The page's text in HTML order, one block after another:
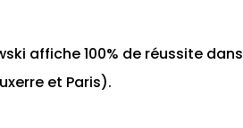
affiche 100% de réussite dans
et Paris).